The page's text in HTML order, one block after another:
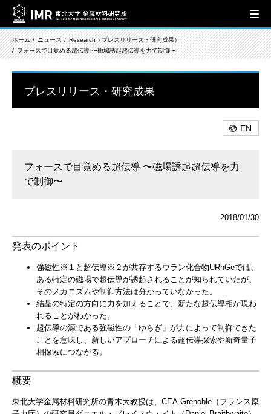
ホーム ニュース
Research（プレスリリース・研究成果）
フォースで目覚める超伝導 〜磁場誘起超伝導を力で制御〜
プレスリリース・研究成果
EN
フォースで目覚める超伝導 〜磁場誘起超伝導を力
で制御〜
2018/01/30
発表のポイント
強磁性※１と超伝導※２が共存するウラン化合物URhGeでは、
ある特定の磁場で超伝導が誘起されることが知られていたが、
そのメカニズムや制御方法は分かっていなかった。
結晶の特定の方向に力を加えることで、新たな超伝導相が現わ
れることがわかった。
超伝導の源である強磁性の「ゆらぎ」が力によって制御できた
ことを意味し、新しいアプローチによる超伝導探索や新奇量子
相探索につながる。
概要
東北大学金属材料研究所の青木大教授は、CEA-Grenoble（フランス原